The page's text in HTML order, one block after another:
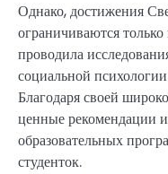
Однако, достижения
ограничиваются
проводила
социальной
Благодаря своей
ценные рекомендации
образовательных
студенток.